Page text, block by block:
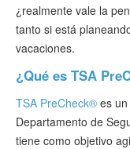
¿realmente vale la
tanto si está
vacaciones.
¿Qué es TSA
TSA PreCheck® es
Departamento de
tiene como objetivo